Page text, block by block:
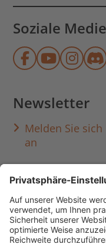
Soziale
Münchner
Newsletter
Melden Sie
an
Häufig
Standorte &
anmelden &